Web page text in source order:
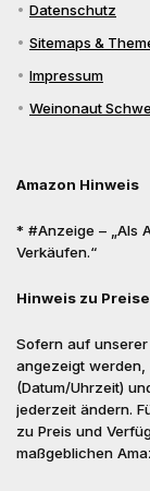
Datenschutz
Sitemaps &
Impressum
Weinonaut
Amazon Hinweis
* #Anzeige – „Als
Verkäufen.“
Hinweis zu
Sofern auf
angezeigt werden,
(Datum/Uhrzeit)
jederzeit ändern.
zu Preis und
maßgeblichen